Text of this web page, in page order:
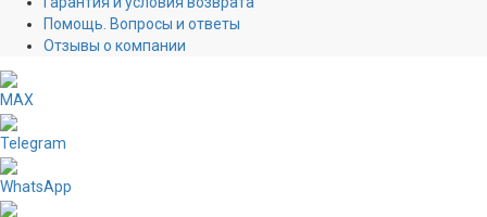
Помощь. Вопросы и ответы
Отзывы о компании
MAX
Telegram
WhatsApp